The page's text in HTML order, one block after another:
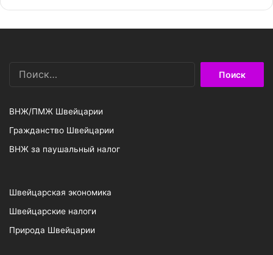
ВНЖ/ПМЖ Швейцарии
Гражданство Швейцарии
ВНЖ за паушальный налог
Швейцарская экономика
Швейцарские налоги
Природа Швейцарии